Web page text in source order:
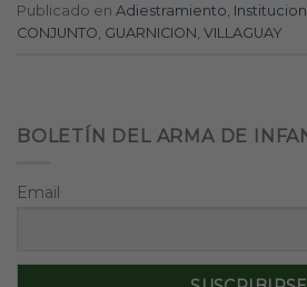
Publicado en Adiestramiento
CONJUNTO GUARNICION VILLAGUAY
BOLETÍN DEL ARMA DE
Email